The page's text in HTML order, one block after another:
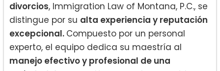
divorcios, Immigration Law of Montana, P.C., se
distingue por su alta experiencia y reputación
excepcional. Compuesto por un personal
experto, el equipo dedica su maestría al
manejo efectivo y profesional de una